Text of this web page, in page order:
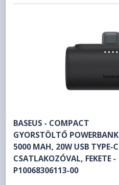
BASEUS - COMPACT
GYORSTÖLTŐ POWERBANK
5000 MAH, 20W USB TYPE-C
CSATLAKOZÓVAL, FEKETE -
P10068306113-00